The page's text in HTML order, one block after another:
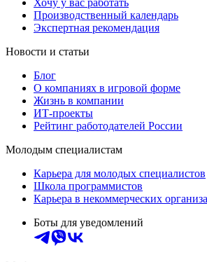
Хочу у вас работать
Производственный календарь
Экспертная рекомендация
Новости и статьи
Блог
О компаниях в игровой форме
Жизнь в компании
ИТ-проекты
Рейтинг работодателей России
Молодым специалистам
Карьера для молодых специалистов
Школа программистов
Карьера в некоммерческих
Боты для уведомлений